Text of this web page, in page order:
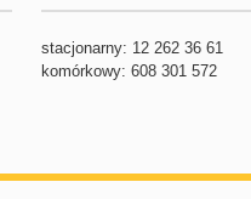
stacjonarny: 12 262 36 61
komórkowy: 608 301 572